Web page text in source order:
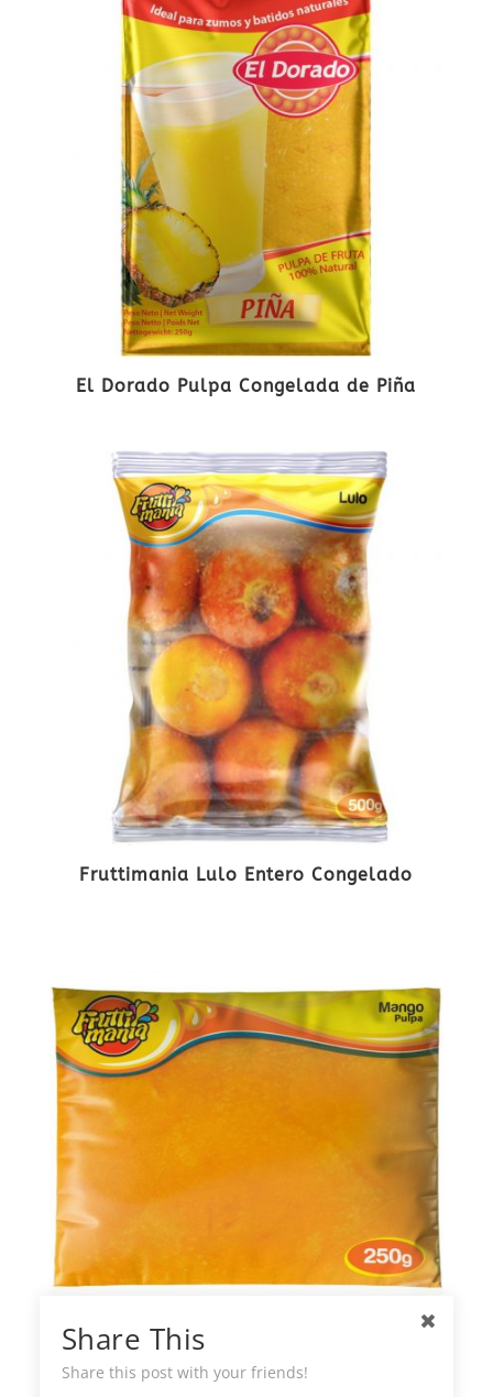
El Dorado Pulpa Congelada de Piña
Fruttimania Lulo Entero Congelado
Fruttimania Pulpa Congelada de Mango
Share This
Share this post with your friends!